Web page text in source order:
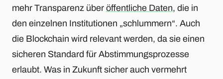
mehr Transparenz über öffentliche Daten, die in
den einzelnen Institutionen „schlummern“. Auch
die Blockchain wird relevant werden, da sie einen
sicheren Standard für Abstimmungsprozesse
erlaubt. Was in Zukunft sicher auch vermehrt